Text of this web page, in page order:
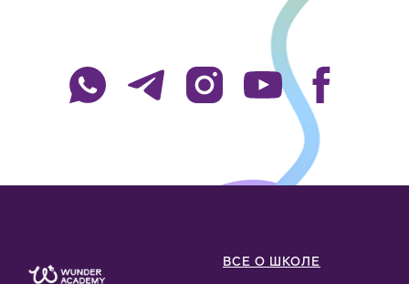
ВСЕ О ШКОЛЕ